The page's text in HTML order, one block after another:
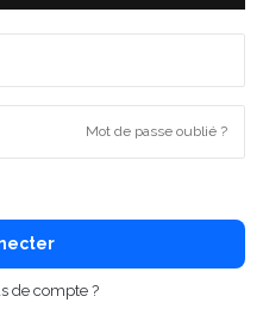
Mot de passe oublié ?
de compte ?